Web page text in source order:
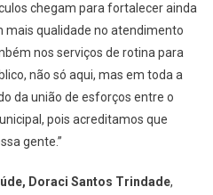
chegam para fortalecer ainda
mais qualidade no atendimento
nos serviços de rotina para
não só aqui, mas em toda a
da união de esforços entre o
pois acreditamos que
gente.”
Doraci Santos Trindade,